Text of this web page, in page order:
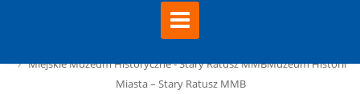
Miejskie Muzeum Historyczne - Stary Ratusz MMBMuzeum Historii
Miasta – Stary Ratusz MMB